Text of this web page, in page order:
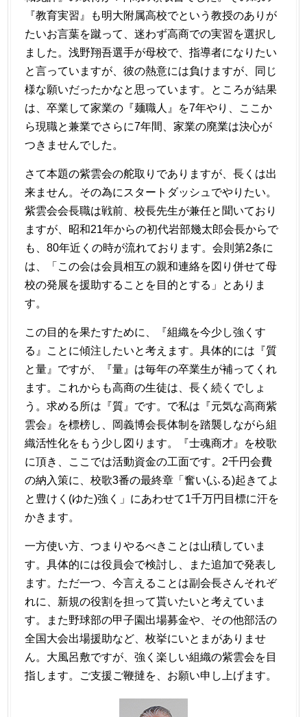
『教育実習』も明大附属高校でという教授のありが
たいお言葉を蹴って、迷わず高商での実習を選択し
ました。浅野翔吾選手が母校で、指導者になりたい
と言っていますが、彼の熱意には負けますが、同じ
様な願いだったかなと思っています。ところが結果
は、卒業して家業の『麺職人』を7年やり、ここか
ら現職と兼業でさらに7年間、家業の廃業は決心が
つきませんでした。
さて本題の紫雲会の舵取りでありますが、長くは出
来ません。その為にスタートダッシュでやりたい。
紫雲会会長職は戦前、校長先生が兼任と聞いており
ますが、昭和21年からの初代岩部幾太郎会長からで
も、80年近くの時が流れております。会則第2条に
は、「この会は会員相互の親和連絡を図り併せて母
校の発展を援助することを目的とする」とありま
す。
この目的を果たすために、『組織を今少し強くす
る』ことに傾注したいと考えます。具体的には『質
と量』ですが、『量』は毎年の卒業生が補ってくれ
ます。これからも高商の生徒は、長く続くでしょ
う。求める所は『質』です。で私は『元気な高商紫
雲会』を標榜し、岡義博会長体制を踏襲しながら組
織活性化をもう少し図ります。『士魂商才』を校歌
に頂き、ここでは活動資金の工面です。2千円会費
の納入策に、校歌3番の最終章「奮い(ふる)起きてよ
と豊けく(ゆた)強く」にあわせて1千万円目標に汗を
かきます。
一方使い方、つまりやるべきことは山積していま
す。具体的には役員会で検討し、また追加で発表し
ます。ただ一つ、今言えることは副会長さんそれぞ
れに、新規の役割を担って貰いたいと考えていま
す。また野球部の甲子園出場募金や、その他部活の
全国大会出場援助など、枚挙にいとまがありませ
ん。大風呂敷ですが、強く楽しい組織の紫雲会を目
指します。ご支援ご鞭撻を、お願い申し上げます。